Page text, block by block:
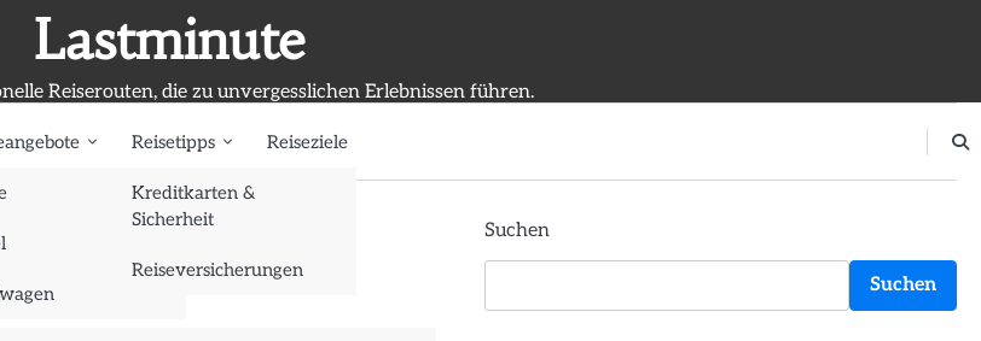
Lastminute
Reiserouten, die zu unvergesslichen Erlebnissen führen.
Reisetipps
Kreditkarten &
Sicherheit
Reiseversicherungen
Reiseziele
Suchen
Suchen